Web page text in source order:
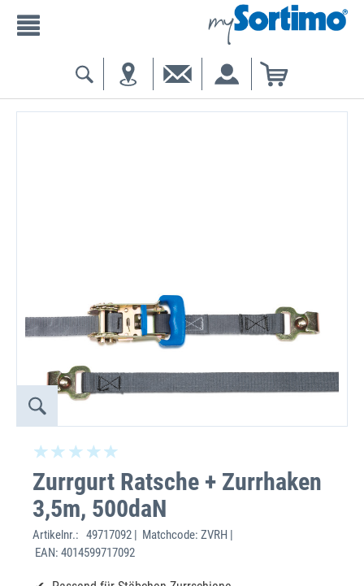
Zurrgurt Ratsche + Zurrhaken
3,5m, 500daN
Artikelnr.: 49717092 | Matchcode: ZVRH |
EAN: 4014599717092